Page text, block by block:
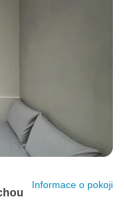
Informace o pokoji